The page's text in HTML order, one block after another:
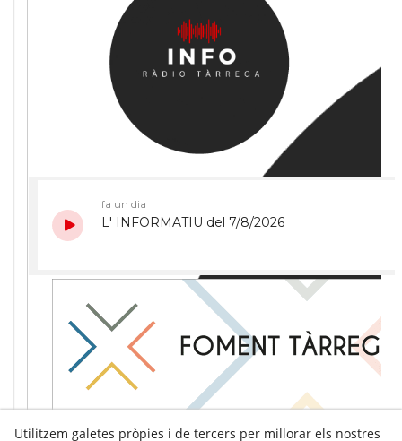
Utilitzem galetes pròpies i de tercers per millorar els nostres